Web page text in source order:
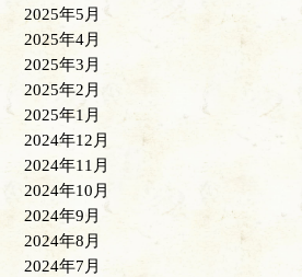
2025年5月
2025年4月
2025年3月
2025年2月
2025年1月
2024年12月
2024年11月
2024年10月
2024年9月
2024年8月
2024年7月